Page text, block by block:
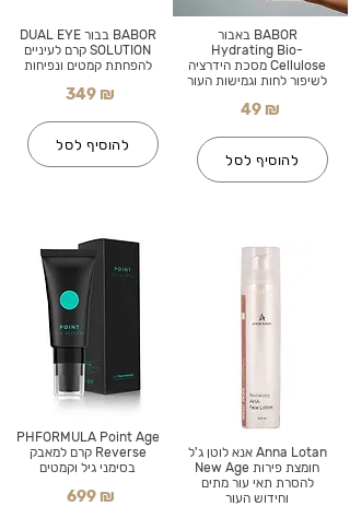
BABOR בבור DUAL EYE
SOLUTION קרם לעיניים
להפחתת קמטים ונפיחות
349 ₪
להוסיף לסל
PHFORMULA Point Age
Reverse קרם למאבק
בסימני גיל וקמטים
699 ₪
BABOR באבור
Hydrating Bio-
Cellulose מסכת הידרציה
לשיפור לחות וגמישות העור
49 ₪
להוסיף לסל
Anna Lotan אנא לוטן ג'ל
חומצת פירות New Age
להסרת תאי עור מתים
וחידוש העור